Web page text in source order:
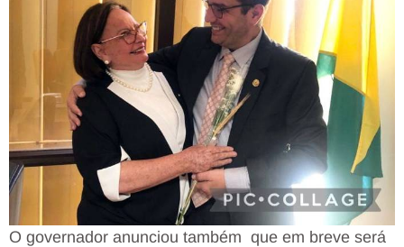
O governador anunciou também que em breve será